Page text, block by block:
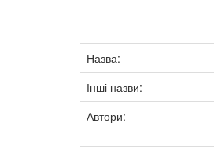
Назва:
Інші назви:
Автори: